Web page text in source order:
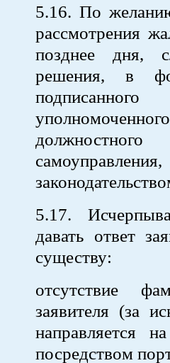
5.16. По
рассмотрения
позднее дня,
решения, в
5.17.
давать ответ
существу:
отсутствие
заявителя (за
направляется
посредством